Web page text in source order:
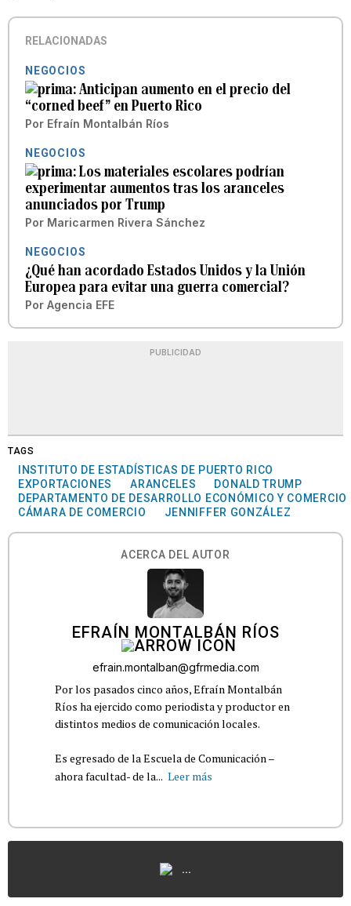
RELACIONADAS
NEGOCIOS
Anticipan aumento en el precio del
“corned beef” en Puerto Rico
Por Efraín Montalbán Ríos
NEGOCIOS
Los materiales escolares podrían
experimentar aumentos tras los aranceles
anunciados por Trump
Por Maricarmen Rivera Sánchez
NEGOCIOS
¿Qué han acordado Estados Unidos y la Unión
Europea para evitar una guerra comercial?
Por Agencia EFE
PUBLICIDAD
TAGS
INSTITUTO DE ESTADÍSTICAS DE PUERTO RICO
EXPORTACIONES
ARANCELES
DONALD TRUMP
DEPARTAMENTO DE DESARROLLO ECONÓMICO Y COMERCIO
CÁMARA DE COMERCIO
JENNIFFER GONZÁLEZ
ACERCA DEL AUTOR
EFRAÍN MONTALBÁN RÍOS
efrain.montalban@gfrmedia.com
Por los pasados cinco años, Efraín Montalbán
Ríos ha ejercido como periodista y productor en
distintos medios de comunicación locales.
Es egresado de la Escuela de Comunicación –
ahora facultad- de la... Leer más
...